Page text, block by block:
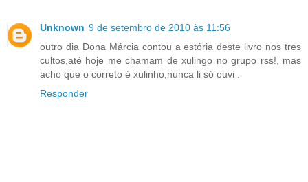
Unknown 9 de setembro de 2010 às 11:56
outro dia Dona Márcia contou a estória deste livro nos tres
cultos,até hoje me chamam de xulingo no grupo rss!, mas
acho que o correto é xulinho,nunca li só ouvi .
Responder